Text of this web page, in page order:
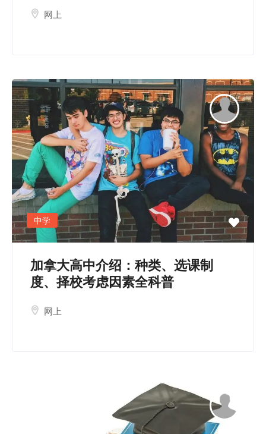
网上
中学
加拿大高中介绍：种类、选课制
度、择校考虑因素全科普
网上